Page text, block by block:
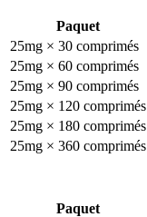
Paquet
25mg × 30 comprimés
25mg × 60 comprimés
25mg × 90 comprimés
25mg × 120 comprimés
25mg × 180 comprimés
25mg × 360 comprimés
Paquet